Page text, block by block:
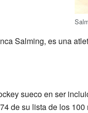
Salming, es una
sueco en ser
de su lista de los